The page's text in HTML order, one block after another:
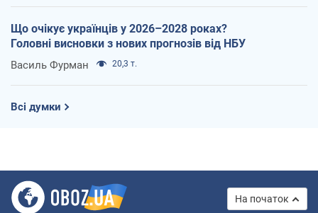
Що очікує українців у 2026–2028 роках?
Головні висновки з нових прогнозів від НБУ
Василь Фурман 20,3 т.
Всі думки
На початок